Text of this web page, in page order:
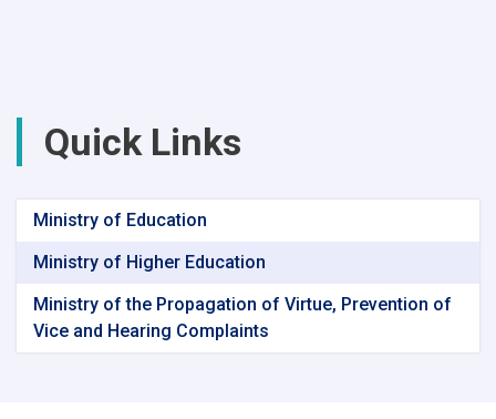
Quick Links
Ministry of Education
Ministry of Higher Education
Ministry of the Propagation of Virtue, Prevention of
Vice and Hearing Complaints